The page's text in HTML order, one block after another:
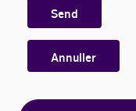
Send
Annuller